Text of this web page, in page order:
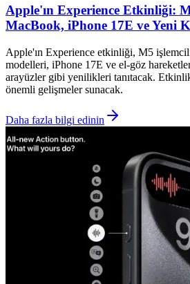
Apple'ın Experience Etkinliği:
MacBook, iPhone 17E ve Yeni
Apple'ın Experience etkinliği, M5
modelleri, iPhone 17E ve el-göz
arayüzler gibi yenilikleri tanıtacak.
önemli gelişmeler sunacak.
Daha fazla bilgi edinin